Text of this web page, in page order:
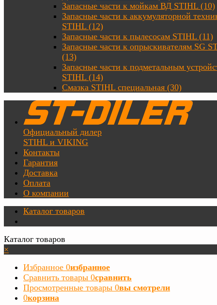
Запасные части к мойкам ВД STIHL (10)
Запасные части к аккумуляторной
STIHL (12)
Запасные части к пылесосам STIHL (11)
Запасные части к опрыскивателям SG
(13)
Запасные части к подметальным
STIHL (14)
Смазка STIHL специальная (30)
Официальный дилер
STIHL и VIKING
Контакты
Гарантия
Доставка
Оплата
О компании
Каталог товаров
Каталог товаров
×
Избранное 0избранное
Сравнить товары 0сравнить
Просмотренные товары 0вы смотрели
0корзина